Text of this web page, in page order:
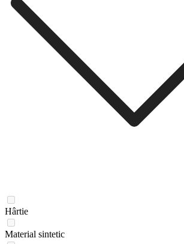
Hârtie
Material sintetic